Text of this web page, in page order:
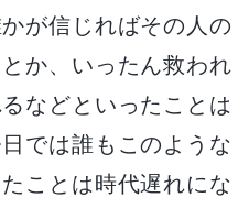
が信じればその人の
か、いったん救われ
などといったことは
では誰もこのような
ことは時代遅れにな